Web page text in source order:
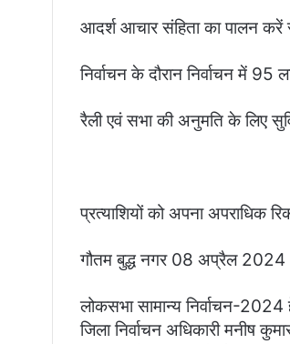
आदर्श आचार संहिता का पालन करें
निर्वाचन के दौरान निर्वाचन में
रैली एवं सभा की अनुमति के लिए
प्रत्याशियों को अपना अपराधिक
गौतम बुद्ध नगर 08 अप्रैल 2024
लोकसभा सामान्य निर्वाचन-
जिला निर्वाचन अधिकारी मनीष